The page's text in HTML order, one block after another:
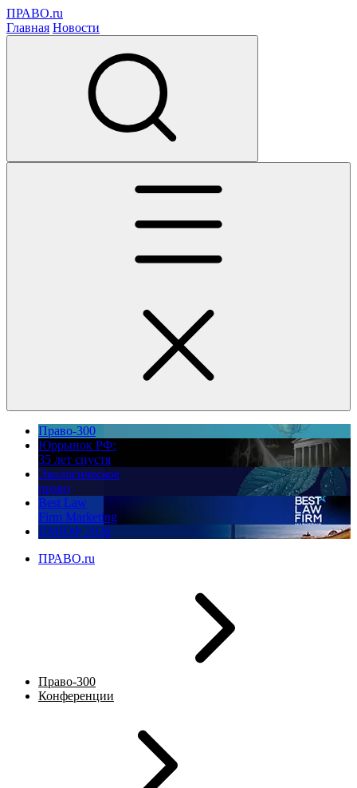
ПРАВО.ru
Главная Новости
Право-300
Юррынок РФ:
35 лет спустя
Экологическое
право
Best Law
Firm Marketing
ПМЮФ 2026
ПРАВО.ru
Право-300
Конференции